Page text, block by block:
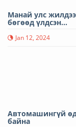
Манай улс
бөгөөд үлдсэн...
Jan 12, 2024
Автомашингүй
байна